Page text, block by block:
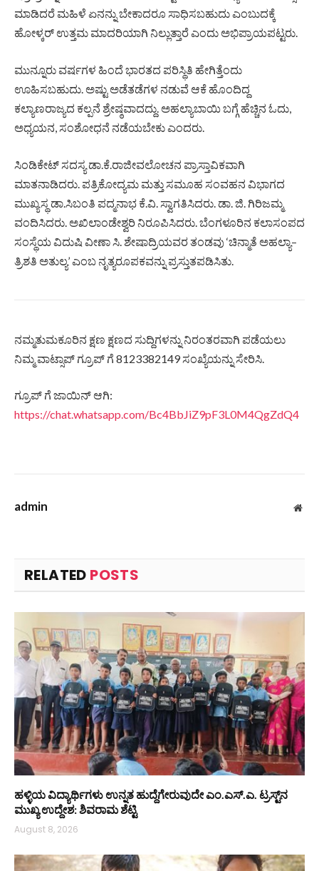
ಮಾಡಿದರೆ ಮಹಿಳೆ ಏನನ್ನು ಬೇಕಾದರೂ ಸಾಧಿಸಬಹುದು ಎಂಬುದಕ್ಕೆ
ಹೋಳ್ಕರ್ ಉತ್ತಮ ಮಾದರಿಯಾಗಿ ನಿಲ್ಲುತ್ತಾರೆ ಎಂದು ಅಭಿಪ್ರಾಯಪಟ್ಟರು.
ಮುನ್ನೂರು ವರ್ಷಗಳ ಹಿಂದೆ ಭಾರತದ ಪರಿಸ್ಥಿತಿ ಹೇಗಿತ್ತೆಂದು
ಊಹಿಸಬಹುದು. ಅಷ್ಟು ಅಡೆತಡೆಗಳ ನಡುವೆ ಆಕೆ ಹೊಂದಿದ್ದ
ಕಲ್ಯಾಣರಾಜ್ಯದ ಕಲ್ಪನೆ ಶ್ರೇಷ್ಠವಾದದ್ದು. ಅಹಲ್ಯಾಬಾಯಿ ಬಗ್ಗೆ ಹೆಚ್ಚಿನ ಓದು,
ಅಧ್ಯಯನ, ಸಂಶೋಧನೆ ನಡೆಯಬೇಕು ಎಂದರು.
ಸಿಂಡಿಕೇಟ್ ಸದಸ್ಯ ಡಾ.ಕೆ.ರಾಜೀವಲೋಚನ ಪ್ರಾಸ್ತಾವಿಕವಾಗಿ
ಮಾತನಾಡಿದರು. ಪತ್ರಿಕೋದ್ಯಮ ಮತ್ತು ಸಮೂಹ ಸಂವಹನ ವಿಭಾಗದ
ಮುಖ್ಯಸ್ಥ ಡಾ.ಸಿಬಂತಿ ಪದ್ಮನಾಭ ಕೆ.ವಿ. ಸ್ವಾಗತಿಸಿದರು. ಡಾ. ಜಿ. ಗಿರಿಜಮ್ಮ
ವಂದಿಸಿದರು. ಅಖಿಲಾಂಡೇಶ್ವರಿ ನಿರೂಪಿಸಿದರು. ಬೆಂಗಳೂರಿನ ಕಲಾಸಂಪದ
ಸಂಸ್ಥೆಯ ವಿದುಷಿ ವೀಣಾ ಸಿ. ಶೇಷಾದ್ರಿಯವರ ತಂಡವು ‘ಚಿನ್ಮಾತೆ ಅಹಲ್ಯಾ–
ತ್ರಿಶತಿ ಅತುಲ್ಯ’ ಎಂಬ ನೃತ್ಯರೂಪಕವನ್ನು ಪ್ರಸ್ತುತಪಡಿಸಿತು.
ನಮ್ಮತುಮಕೂರಿನ ಕ್ಷಣ ಕ್ಷಣದ ಸುದ್ದಿಗಳನ್ನು ನಿರಂತರವಾಗಿ ಪಡೆಯಲು
ನಿಮ್ಮ ವಾಟ್ಸಾಪ್ ಗ್ರೂಪ್ ಗೆ 8123382149 ಸಂಖ್ಯೆಯನ್ನು ಸೇರಿಸಿ.
ಗ್ರೂಪ್ ಗೆ ಜಾಯಿನ್ ಆಗಿ:
https://chat.whatsapp.com/Bc4BbJiZ9pF3L0M4QgZdQ4
admin
RELATED POSTS
ಹಳ್ಳಿಯ ವಿದ್ಯಾರ್ಥಿಗಳು ಉನ್ನತ ಹುದ್ದೆಗೇರುವುದೇ ಎಂ.ಎಸ್.ಎ. ಟ್ರಸ್ಟ್‌ನ
ಮುಖ್ಯ ಉದ್ದೇಶ: ಶಿವರಾಮ ಶೆಟ್ಟಿ
August 8, 2026